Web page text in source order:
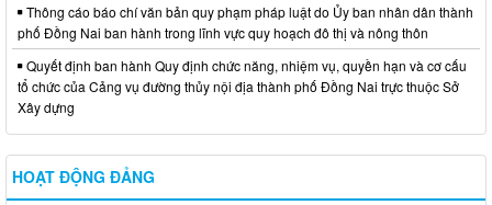
Thông cáo báo chí văn bản quy phạm pháp luật do Ủy ban nhân dân thành
phố Đồng Nai ban hành trong lĩnh vực quy hoạch đô thị và nông thôn
Quyết định ban hành Quy định chức năng, nhiệm vụ, quyền hạn và cơ cấu
tổ chức của Cảng vụ đường thủy nội địa thành phố Đồng Nai trực thuộc Sở
Xây dựng
HOẠT ĐỘNG ĐẢNG